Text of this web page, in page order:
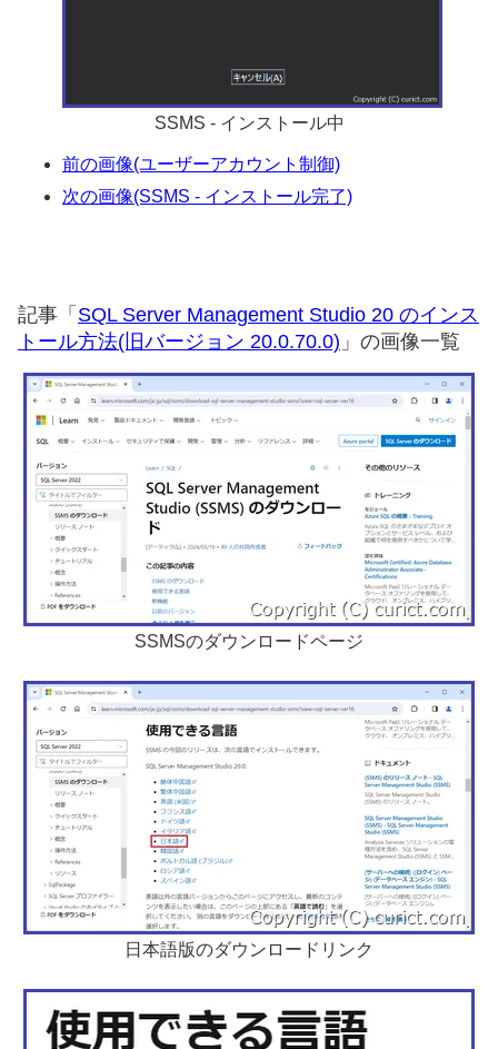
SSMS - インストール中
前の画像(ユーザーアカウント制御)
次の画像(SSMS - インストール完了)
記事「 SQL Server Management Studio 20 のインス
トール方法(旧バージョン 20.0.70.0) 」の画像一覧
SSMSのダウンロードページ
日本語版のダウンロードリンク